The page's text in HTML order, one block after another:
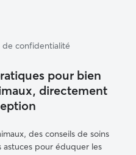
de confidentialité
pour bien
directement
des conseils de soins
pour éduquer les